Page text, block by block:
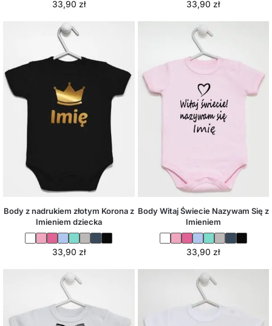
33,90 zł 33,90 zł
Body z nadrukiem złotym Korona z
Imieniem dziecka
33,90 zł
Body Witaj Świecie Nazywam Się z
Imieniem
33,90 zł